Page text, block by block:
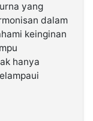
yang
dalam
keinginan
hanya